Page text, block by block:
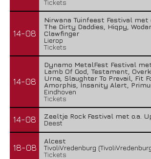
Tickets
14-08
Nirwana Tuinfeest Festival met
The Dirty Daddies, Hiqpy,
Clawfinger
Lierop
Tickets
14-08
Dynamo MetalFest Festival met
Lamb Of God, Testament,
Urne, Slaughter To Prevail, Fit
Amorphis, Insanity Alert,
Eindhoven
Tickets
14-08
Zeeltje Rock Festival met o.a.
Deest
18-08
Alcest
TivoliVredenburg
Tickets